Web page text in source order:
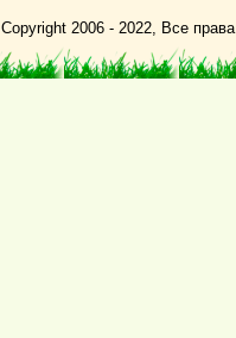
Copyright 2006 - 2022, Все